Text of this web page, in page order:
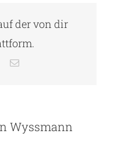
der von dir
WhatsApp
Email
Wyssmann